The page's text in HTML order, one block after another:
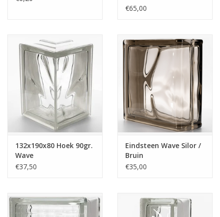
dik
€65,00
132x190x80 Hoek 90gr.
Wave
€37,50
Eindsteen Wave Silor /
Bruin
€35,00